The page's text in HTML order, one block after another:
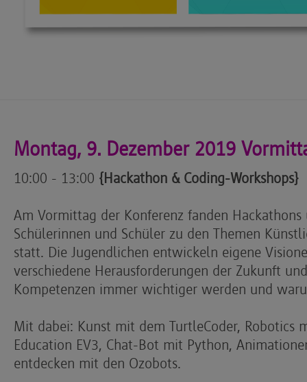
Montag, 9. Dezember 2019
10:00 - 13:00 {Hackathon & Coding-Workshops}
Am Vormittag der Konferenz fanden
Schülerinnen und Schüler zu den Themen
statt. Die Jugendlichen entwickeln eigene
verschiedene Herausforderungen der Zukunft
Kompetenzen immer wichtiger werden und
Mit dabei: Kunst mit dem TurtleCoder, Robotics
Education EV3, Chat-Bot mit Python,
entdecken mit den Ozobots.